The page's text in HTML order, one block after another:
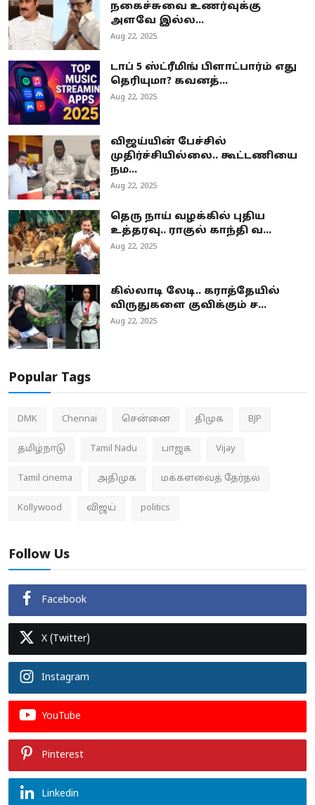
நகைச்சுவை உணர்வுக்கு
அளவே இல்ல...
Aug 22, 2025
டாப் 5 ஸ்ட்ரீமிங் பிளாட்பார்ம் எது
தெரியுமா? கவனத்...
Aug 22, 2025
விஜய்யின் பேச்சில்
முதிர்ச்சியில்லை.. கூட்டணியை
நம...
Aug 22, 2025
தெரு நாய் வழக்கில் புதிய
உத்தரவு.. ராகுல் காந்தி வ...
Aug 22, 2025
கில்லாடி லேடி.. கராத்தேயில்
விருதுகளை குவிக்கும் ச...
Aug 22, 2025
Popular Tags
DMK Chennai சென்னை திமுக BJP
தமிழ்நாடு Tamil Nadu பாஜக Vijay
Tamil cinema அதிமுக மக்களவைத் தேர்தல்
Kollywood விஜய் politics
Follow Us
Facebook
X (Twitter)
Instagram
YouTube
Pinterest
Linkedin